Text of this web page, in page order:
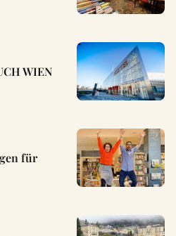
WIEN
für